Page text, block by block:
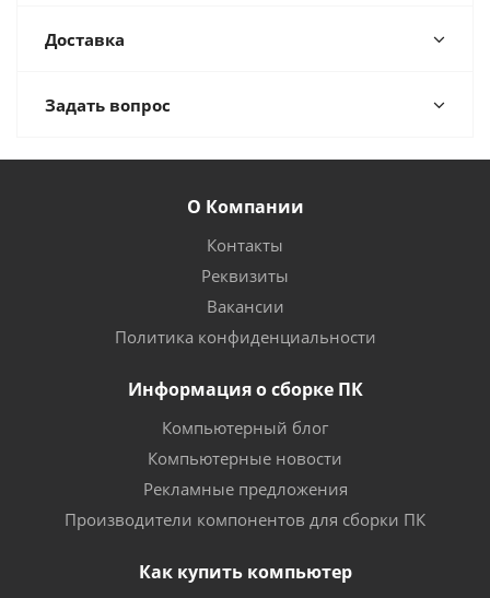
Доставка
Задать вопрос
О Компании
Контакты
Реквизиты
Вакансии
Политика конфиденциальности
Информация о сборке ПК
Компьютерный блог
Компьютерные новости
Рекламные предложения
Производители компонентов для сборки ПК
Как купить компьютер